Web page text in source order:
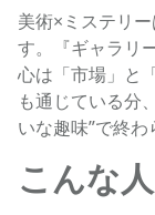
美術×ミステリ
す。『ギャラリ
心は「市場」と
も通じている分
いな趣味”で終わ
こんな